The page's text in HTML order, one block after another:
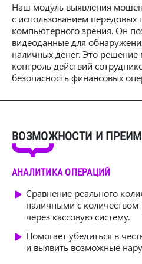
Наш модуль выявления
с использованием передовых
компьютерного зрения. Он
видеоданные для
наличных денег. Это решение
контроль действий
безопасность финансовых
ВОЗМОЖНОСТИ И
АНАЛИТИКА ОПЕРАЦИЙ
Сравнение реального
наличными с
через кассовую систему.
Помогает убедиться в
и выявить возможные